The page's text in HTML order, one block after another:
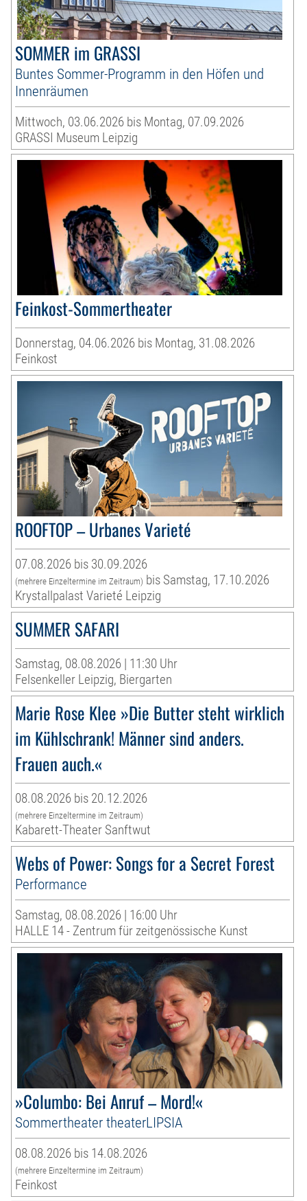
SOMMER im GRASSI
Buntes Sommer-Programm in den Höfen und
Innenräumen
Mittwoch, 03.06.2026 bis Montag, 07.09.2026
GRASSI Museum Leipzig
Feinkost-Sommertheater
Donnerstag, 04.06.2026 bis Montag, 31.08.2026
Feinkost
ROOFTOP – Urbanes Varieté
07.08.2026 bis 30.09.2026
(mehrere Einzeltermine im Zeitraum) bis Samstag, 17.10.2026
Krystallpalast Varieté Leipzig
SUMMER SAFARI
Samstag, 08.08.2026 | 11:30 Uhr
Felsenkeller Leipzig, Biergarten
Marie Rose Klee »Die Butter steht wirklich
im Kühlschrank! Männer sind anders.
Frauen auch.«
08.08.2026 bis 20.12.2026
(mehrere Einzeltermine im Zeitraum)
Kabarett-Theater Sanftwut
Webs of Power: Songs for a Secret Forest
Performance
Samstag, 08.08.2026 | 16:00 Uhr
HALLE 14 - Zentrum für zeitgenössische Kunst
»Columbo: Bei Anruf – Mord!«
Sommertheater theaterLIPSIA
08.08.2026 bis 14.08.2026
(mehrere Einzeltermine im Zeitraum)
Feinkost